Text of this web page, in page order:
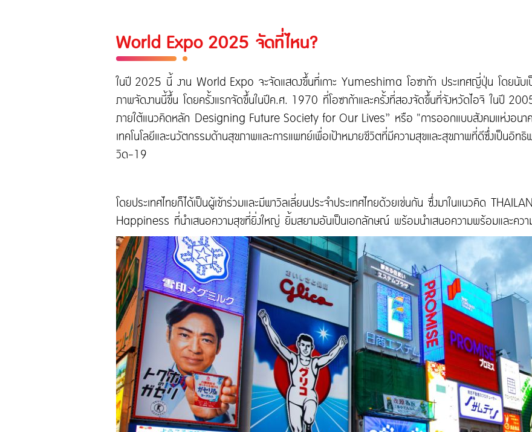
World Expo 2025 จัดที่ไหน?
ในปี 2025 นี้ งาน World Expo จะจัดแสดงขึ้นที่เกาะ Yumeshima โอซาก้า ประเทศญี่ปุ่น โดยนับเ
ภาพจัดงานนี้ขึ้น โดยครั้งแรกจัดขึ้นในปีค.ศ. 1970 ที่โอซาก้าและครั้งที่สองจัดขึ้นที่จังหวัดไอจิ ในปี
ภายใต้แนวคิดหลัก Designing Future Society for Our Lives” หรือ "การออกแบบสังคมแห่งอนาค
เทคโนโลยีและนวัตกรรมด้านสุขภาพและการแพทย์เพื่อเป้าหมายชีวิตที่มีความสุขและสุขภาพที่ดีซึ่งเป็นอิท
วิด-19
โดยประเทศไทยก็ได้เป็นผู้เข้าร่วมและมีพาวิลเลี่ยนประจำประเทศไทยด้วยเช่นกัน ซึ่งมาในแนวคิด
Happiness ที่นำเสนอความสุขที่ยิ่งใหญ่ ยิ้มสยามอันเป็นเอกลักษณ์ พร้อมนำเสนอความพร้อมและควา